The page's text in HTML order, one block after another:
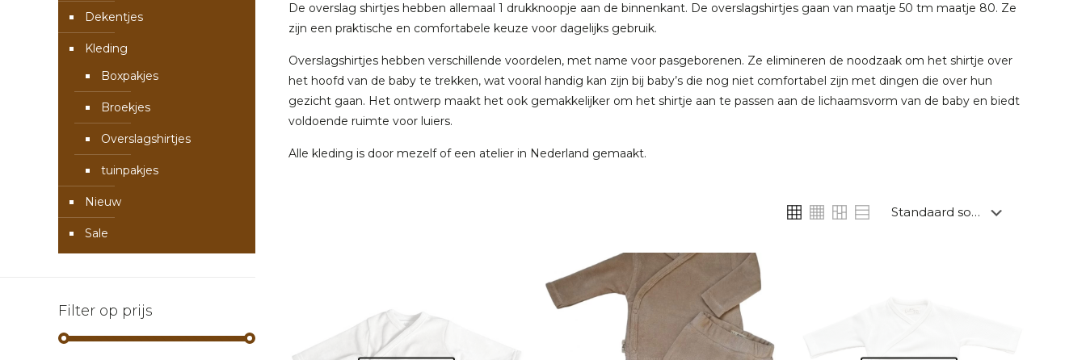
De overslag shirtjes hebben allemaal 1 drukknoopje aan de binnenkant. De overslagshirtjes gaan van maatje 50 tm maatje 80. Ze
zijn een praktische en comfortabele keuze voor dagelijks gebruik.
Overslagshirtjes hebben verschillende voordelen, met name voor pasgeborenen. Ze elimineren de noodzaak om het shirtje over
het hoofd van de baby te trekken, wat vooral handig kan zijn bij baby’s die nog niet comfortabel zijn met dingen die over hun
gezicht gaan. Het ontwerp maakt het ook gemakkelijker om het shirtje aan te passen aan de lichaamsvorm van de baby en biedt
voldoende ruimte voor luiers.
Alle kleding is door mezelf of een atelier in Nederland gemaakt.
Dekentjes
Kleding
Boxpakjes
Broekjes
Overslagshirtjes
tuinpakjes
Nieuw
Sale
Filter op prijs